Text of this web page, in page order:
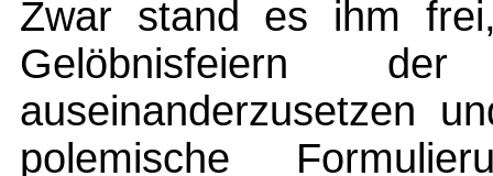
Zwar stand es ihm
Gelöbnisfeiern
auseinanderzusetzen
polemische